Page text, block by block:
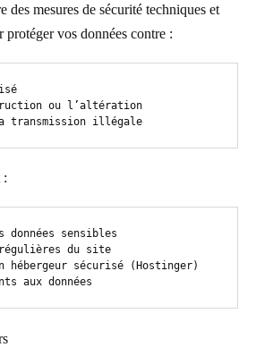
des mesures de sécurité techniques et
protéger vos données contre :
ou l’altération
transmission illégale
:
données sensibles
du site
hébergeur sécurisé (Hostinger)
aux données